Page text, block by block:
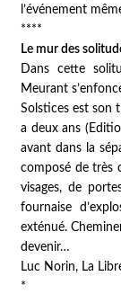
l’événement
****
Le mur des
Dans cette
Meurant
Solstices est son
a deux ans
avant dans la
composé de très
visages, de
fournaise
exténué.
devenir…
Luc Norin, La
*